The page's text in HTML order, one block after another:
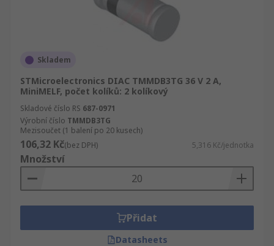
Skladem
STMicroelectronics DIAC TMMDB3TG 36 V 2 A,
MiniMELF, počet kolíků: 2 kolíkový
Skladové číslo RS 687-0971
Výrobní číslo TMMDB3TG
Mezisoučet (1 balení po 20 kusech)
106,32 Kč(bez DPH) 5,316 Kč/jednotka
Množství
Přidat
Datasheets